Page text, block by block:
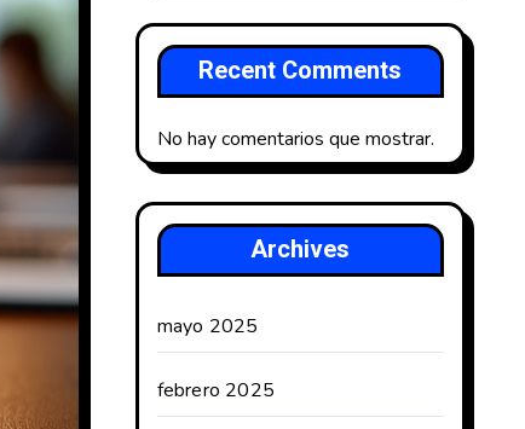
Recent Comments
No hay comentarios que mostrar.
Archives
mayo 2025
febrero 2025